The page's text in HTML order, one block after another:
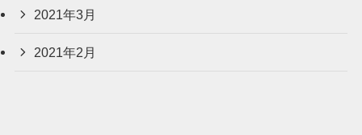
2021年3月
2021年2月